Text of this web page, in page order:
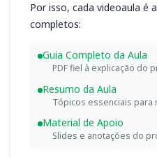
Por isso, cada videoaula é
completos:
Guia Completo da Aula
PDF fiel à explicação do
Resumo da Aula
Tópicos essenciais para
Material de Apoio
Slides e anotações do